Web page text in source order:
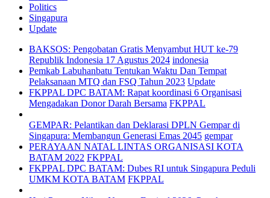
Politics
Singapura
Update
BAKSOS: Pengobatan Gratis Menyambut HUT ke-79
Republik Indonesia 17 Agustus 2024 indonesia
Pemkab Labuhanbatu Tentukan Waktu Dan Tempat
Pelaksanaan MTQ dan FSQ Tahun 2023 Update
FKPPAL DPC BATAM: Rapat koordinasi 6 Organisasi
Mengadakan Donor Darah Bersama FKPPAL
GEMPAR: Pelantikan dan Deklarasi DPLN Gempar di
Singapura: Membangun Generasi Emas 2045 gempar
PERAYAAN NATAL LINTAS ORGANISASI KOTA
BATAM 2022 FKPPAL
FKPPAL DPC BATAM: Dubes RI untuk Singapura Peduli
UMKM KOTA BATAM FKPPAL